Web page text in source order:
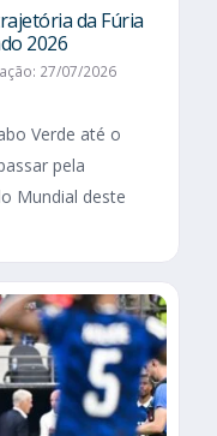
da Fúria
2026
27/07/2026
Verde até o
pela
Mundial deste